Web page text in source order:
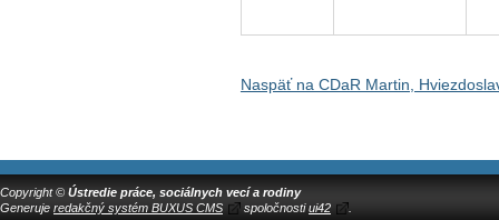
Naspäť na CDaR Martin,
Copyright © Ústredie práce, sociálnych vecí a rodiny
Generuje redakčný systém BUXUS CMS spoločnostiui42